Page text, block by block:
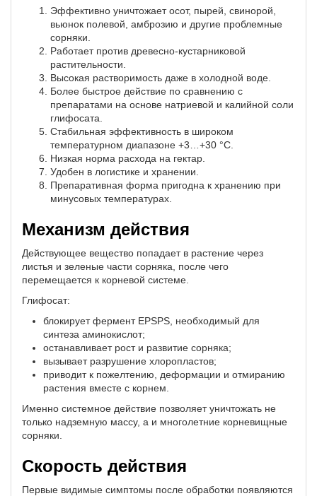
Эффективно уничтожает осот, пырей, свинорой,
вьюнок полевой, амброзию и другие проблемные
сорняки.
Работает против древесно-кустарниковой
растительности.
Высокая растворимость даже в холодной воде.
Более быстрое действие по сравнению с
препаратами на основе натриевой и калийной соли
глифосата.
Стабильная эффективность в широком
температурном диапазоне +3…+30 °C.
Низкая норма расхода на гектар.
Удобен в логистике и хранении.
Препаративная форма пригодна к хранению при
минусовых температурах.
Механизм действия
Действующее вещество попадает в растение через
листья и зеленые части сорняка, после чего
перемещается к корневой системе.
Глифосат:
блокирует фермент EPSPS, необходимый для
синтеза аминокислот;
останавливает рост и развитие сорняка;
вызывает разрушение хлоропластов;
приводит к пожелтению, деформации и отмиранию
растения вместе с корнем.
Именно системное действие позволяет уничтожать не
только надземную массу, а и многолетние корневищные
сорняки.
Скорость действия
Первые видимые симптомы после обработки появляются